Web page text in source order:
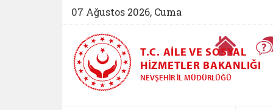
07 Ağustos 2026, Cuma
Ana Sayfa
T.C. AILE VE SOSYAL
HIZMETLER BAKANLIĞI
NEVŞEHIR İL MÜDÜRLÜĞÜ